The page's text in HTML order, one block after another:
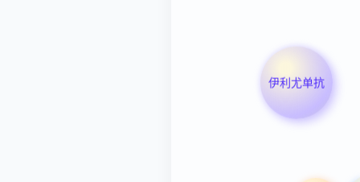
伊利尤单抗